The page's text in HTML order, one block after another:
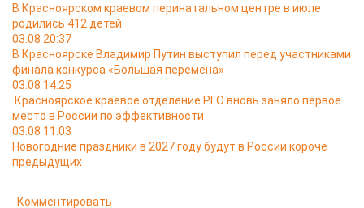
В Красноярском краевом перинатальном центре в июле
родились 412 детей
03.08 20:37
В Красноярске Владимир Путин выступил перед участниками
финала конкурса «Большая перемена»
03.08 14:25
Красноярское краевое отделение РГО вновь заняло первое
место в России по эффективности
03.08 11:03
Новогодние праздники в 2027 году будут в России короче
предыдущих
Комментировать